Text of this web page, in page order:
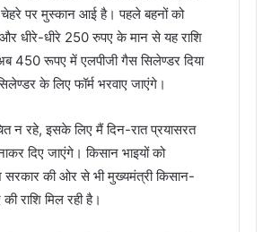
चेहरे पर मुस्कान आई है। पहले बहनों को
धीरे-धीरे 250 रुपए के मान से यह राशि
450 रूपए में एलपीजी गैस सिलेण्डर दिया
के लिए फॉर्म भरवाए जाएंगे।
न रहे, इसके लिए मैं दिन-रात प्रयासरत
दिए जाएंगे। किसान भाइयों को
सरकार की ओर से भी मुख्यमंत्री किसान-
राशि मिल रही है।